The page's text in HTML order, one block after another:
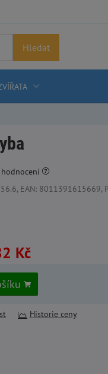
Hledat
hodnocení
EAN:
Kč
Historie ceny